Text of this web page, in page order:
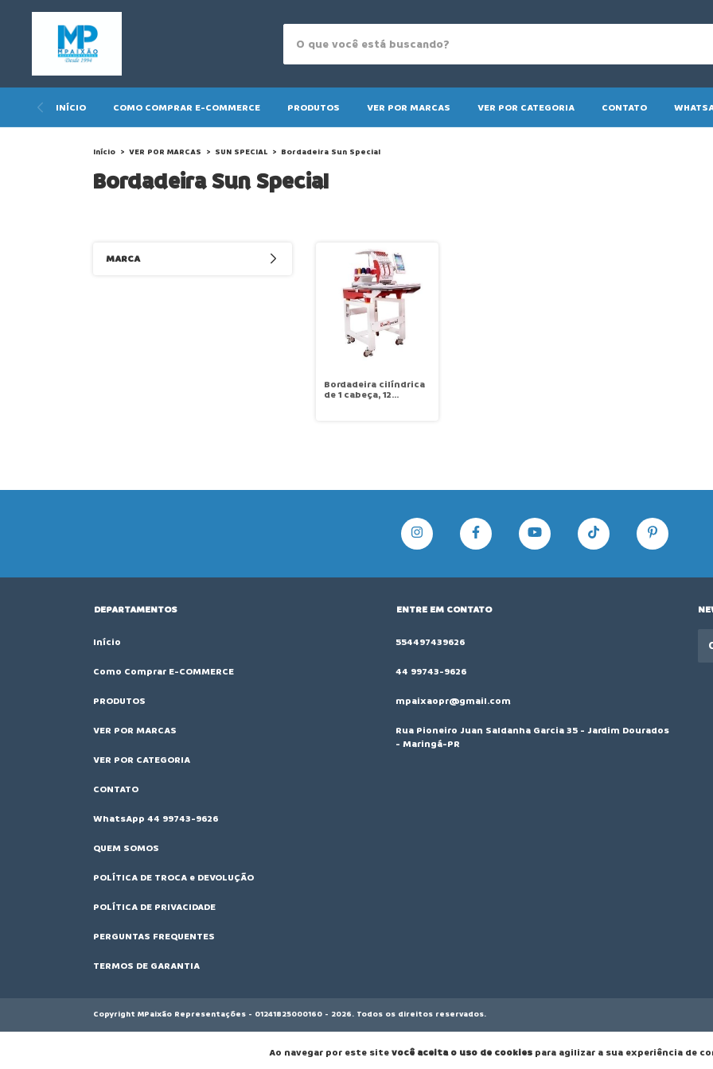
INÍCIO COMO COMPRAR E-COMMERCE PRODUTOS VER POR MARCAS VER POR CATEGORIA CONTATO
Ao navegar por este sitevocê aceita o uso de cookiespara agilizar a sua experiência de
Início > VER POR MARCAS > SUN SPECIAL > Bordadeira Sun Special
Bordadeira Sun Special
MARCA
Bordadeira cilíndrica
de 1 cabeça, 12
DEPARTAMENTOS
Início
Como Comprar E-COMMERCE
PRODUTOS
VER POR MARCAS
VER POR CATEGORIA
CONTATO
WhatsApp 44 99743-9626
QUEM SOMOS
POLÍTICA DE TROCA e DEVOLUÇÃO
POLÍTICA DE PRIVACIDADE
PERGUNTAS FREQUENTES
TERMOS DE GARANTIA
ENTRE EM CONTATO
554497439626
44 99743-9626
mpaixaopr@gmail.com
Rua Pioneiro Juan Saldanha Garcia 35 - Jardim Dourados
- Maringá-PR
Copyright MPaixão Representações - 01241825000160 - 2026. Todos os direitos reservados.